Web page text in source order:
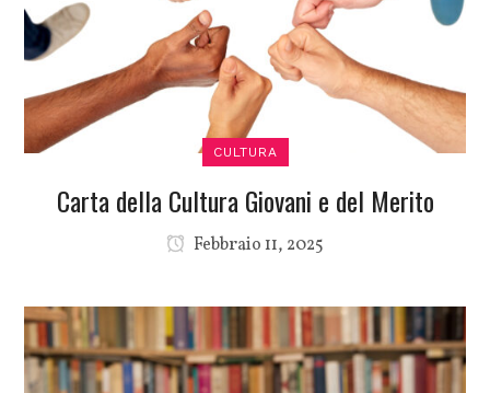
CULTURA
Carta della Cultura Giovani e del Merito
Febbraio 11, 2025